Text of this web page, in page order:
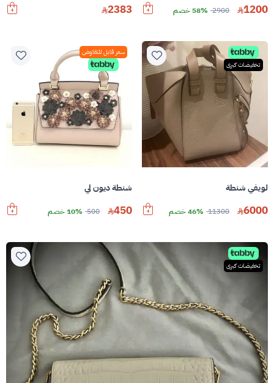
1200
2900 58% خصم 2383
تخفيضات كبرى
لويفي شنطة
6000
11300 46% خصم
سعر قابل للتفاوض
شنطة ديون لي
450
500 10% خصم
تخفيضات كبرى